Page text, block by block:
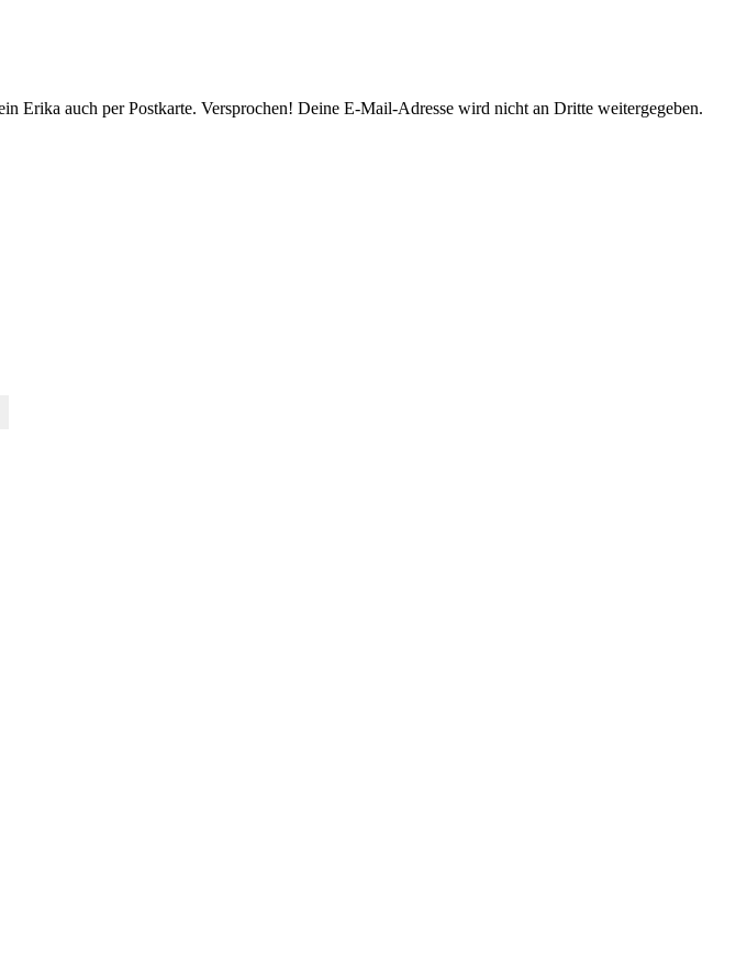
Erika auch per Postkarte. Versprochen! Deine E-Mail-Adresse wird nicht an Dritte weitergegeben.